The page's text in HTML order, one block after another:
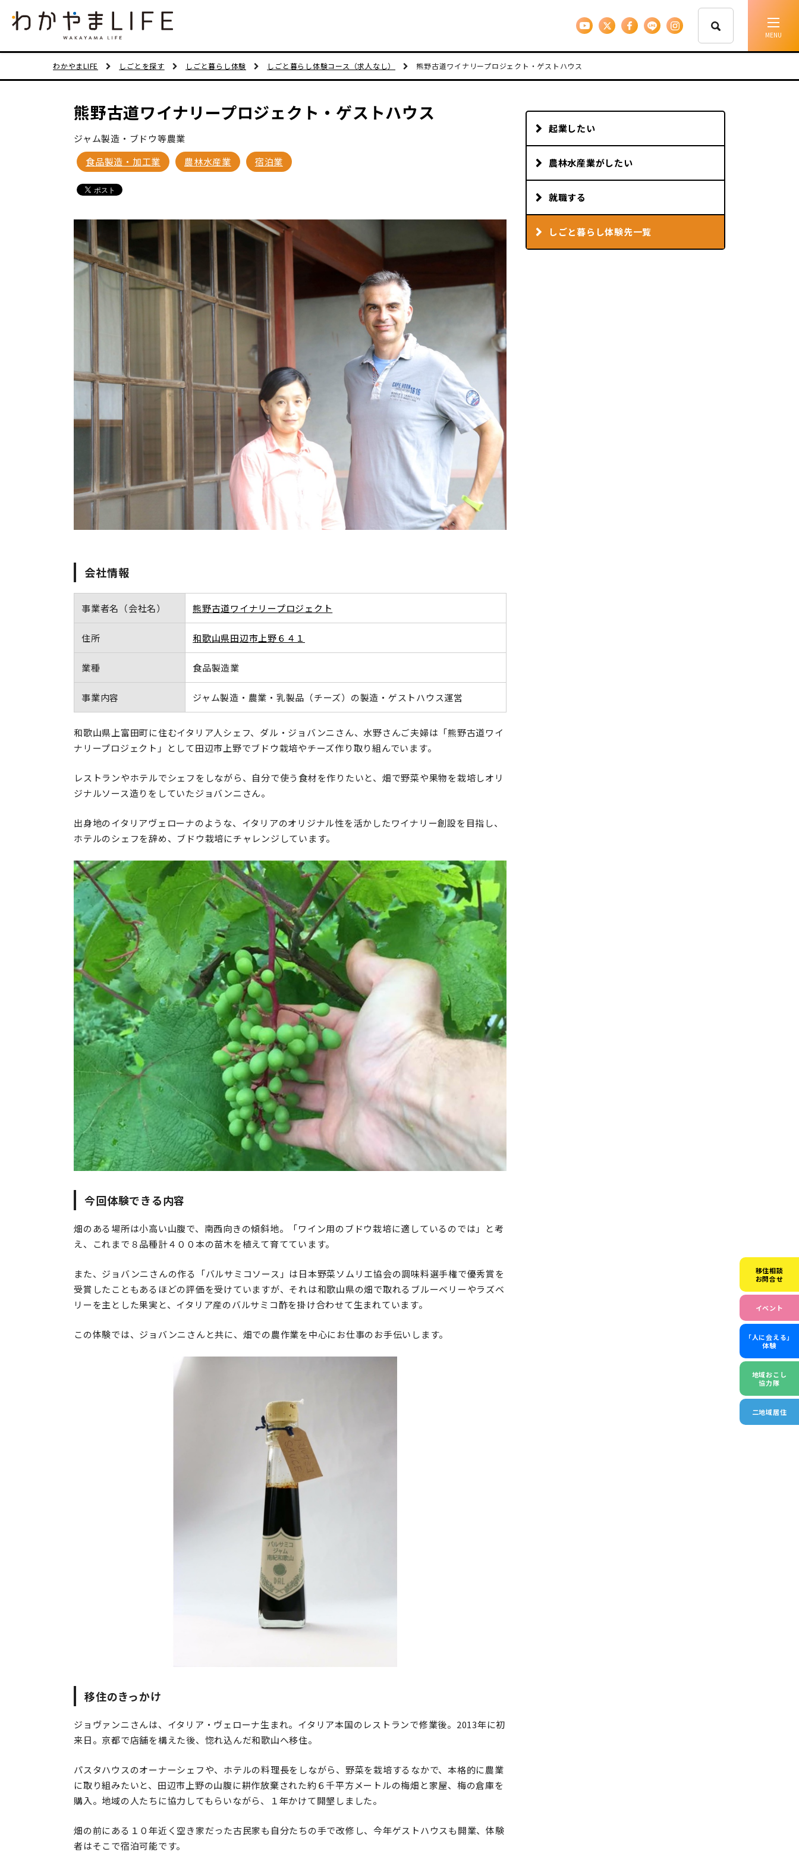
移住支援
住まい
移住相談
お問合せ
イベント
「人に会える」
体験
地域おこし
協力隊
二地域居住
わかやまLIFE しごとを探す しごと暮らし体験 しごと暮らし体験コース（求人なし） 熊野古道ワイナリープロジェクト・ゲストハウス
熊野古道ワイナリープロジェクト・ゲストハウス
ジャム製造・ブドウ等農業
食品製造・加工業
農林水産業 宿泊業
会社情報
事業者名（会社名） 熊野古道ワイナリープロジェクト
住所 和歌山県田辺市上野６４１
業種 食品製造業
事業内容 ジャム製造・農業・乳製品（チーズ）の製造・ゲストハウス運営
和歌山県上富田町に住むイタリア人シェフ、ダル・ジョバンニさん、水野さんご夫婦は「熊野古道ワイ
ナリープロジェクト」として田辺市上野でブドウ栽培やチーズ作り取り組んでいます。
レストランやホテルでシェフをしながら、自分で使う食材を作りたいと、畑で野菜や果物を栽培しオリ
ジナルソース造りをしていたジョバンニさん。
出身地のイタリアヴェローナのような、イタリアのオリジナル性を活かしたワイナリー創設を目指し、
ホテルのシェフを辞め、ブドウ栽培にチャレンジしています。
今回体験できる内容
畑のある場所は小高い山腹で、南西向きの傾斜地。「ワイン用のブドウ栽培に適しているのでは」と考
え、これまで８品種計４００本の苗木を植えて育てています。
また、ジョバンニさんの作る「バルサミコソース」は日本野菜ソムリエ協会の調味料選手権で優秀賞を
受賞したこともあるほどの評価を受けていますが、それは和歌山県の畑で取れるブルーベリーやラズベ
リーを主とした果実と、イタリア産のバルサミコ酢を掛け合わせて生まれています。
この体験では、ジョバンニさんと共に、畑での農作業を中心にお仕事のお手伝いします。
移住のきっかけ
ジョヴァンニさんは、イタリア・ヴェローナ生まれ。イタリア本国のレストランで修業後。2013年に初
来日。京都で店舗を構えた後、惚れ込んだ和歌山へ移住。
パスタハウスのオーナーシェフや、ホテルの料理長をしながら、野菜を栽培するなかで、本格的に農業
に取り組みたいと、田辺市上野の山腹に耕作放棄された約６千平方メートルの梅畑と家屋、梅の倉庫を
購入。地域の人たちに協力してもらいながら、１年かけて開墾しました。
畑の前にある１０年近く空き家だった古民家も自分たちの手で改修し、今年ゲストハウスも開業、体験
者はそこで宿泊可能です。
起業したい
農林水産業がしたい
就職する
しごと暮らし体験先一覧